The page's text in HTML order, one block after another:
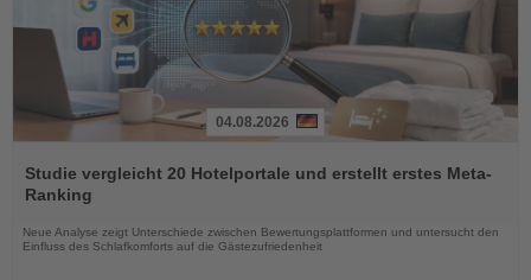
Sie
die
Nachrichten
04.08.2026
Studie vergleicht 20 Hotelportale und erstellt erstes Meta-
Ranking
Neue Analyse zeigt Unterschiede zwischen Bewertungsplattformen und untersucht den
Einfluss des Schlafkomforts auf die Gästezufriedenheit